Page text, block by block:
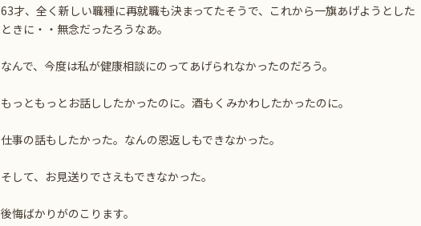
63才、全く新しい職種に再就職も決まってたそうで、これから一旗あげようとした
ときに・・無念だったろうなあ。
なんで、今度は私が健康相談にのってあげられなかったのだろう。
もっともっとお話ししたかったのに。酒もくみかわしたかったのに。
仕事の話もしたかった。なんの恩返しもできなかった。
そして、お見送りでさえもできなかった。
後悔ばかりがのこります。